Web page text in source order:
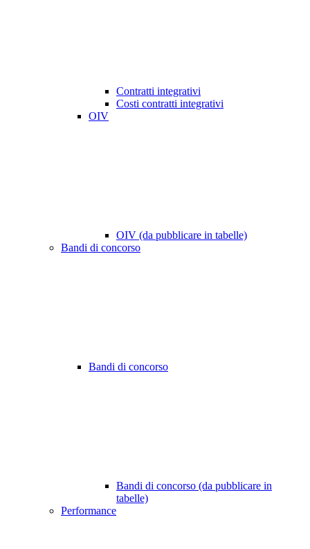
Contratti integrativi
Costi contratti integrativi
OIV
OIV (da pubblicare in tabelle)
Bandi di concorso
Bandi di concorso
Bandi di concorso (da pubblicare in
tabelle)
Performance